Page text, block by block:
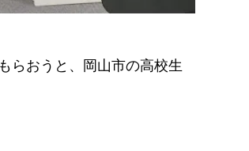
らおうと、岡山市の高校生